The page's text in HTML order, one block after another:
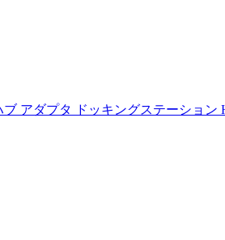
ブ アダプタ ドッキングステーショ